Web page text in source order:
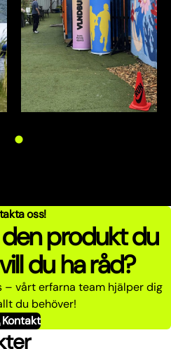
oss!
produkt du
du ha råd?
– vårt erfarna team hjälper dig
du behöver!
Kontakt